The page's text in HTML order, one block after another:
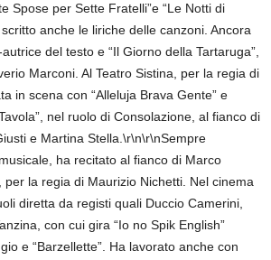
Spose per Sette Fratelli”e “Le Notti di
anche le liriche delle canzoni. Ancora
del testo e “Il Giorno della Tartaruga”,
Marconi. Al Teatro Sistina, per la regia di
in scena con “Alleluja Brava Gente” e
nel ruolo di Consolazione, al fianco di
e Martina Stella.\r\n\r\nSempre
ha recitato al fianco di Marco
per la regia di Maurizio Nichetti. Nel cinema
diretta da registi quali Duccio Camerini,
con cui gira “Io no Spik English”
e “Barzellette”. Ha lavorato anche con